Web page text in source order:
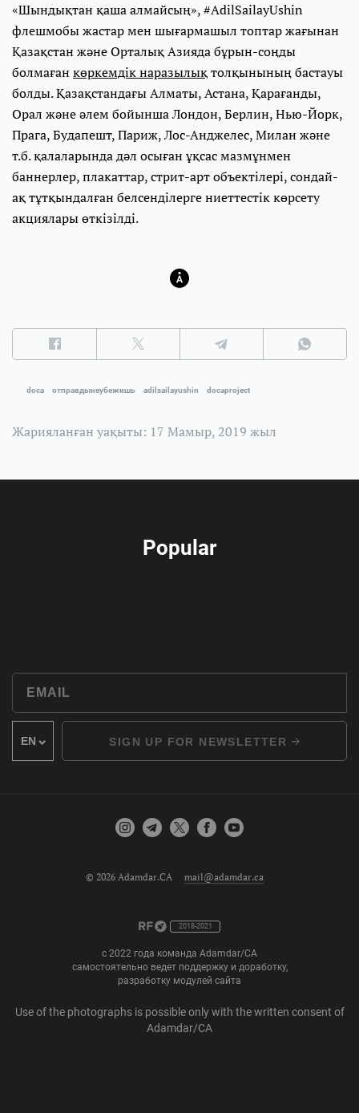
«Шындықтан қаша алмайсың», #AdilSailayUshin
флешмобы жастар мен шығармашыл топтар жағынан
Қазақстан және Орталық Азияда бұрын-соңды
болмаған көркемдік наразылықтолқынының бастауы
болды. Қазақстандағы Алматы, Астана, Қарағанды,
Орал және әлем бойынша Лондон, Берлин, Нью-Йорк,
Прага, Будапешт, Париж, Лос-Анджелес, Милан және
т.б. қалаларында дәл осыған ұқсас мазмұнмен
баннерлер, плакаттар, стрит-арт объектілері, сондай-
ақ тұтқындалған белсенділерге ниеттестік көрсету
акциялары өткізілді.
doca отправдынеубежишь adilsailayushin docaproject
Жарияланған уақыты: 17 Мамыр, 2019 жыл
Popular
SIGN UP FOR NEWSLETTER
© 2026 Adamdar.CA mail@adamdar.ca
2018-2021
с 2022 года команда Adamdar/CA
самостоятельно ведет поддержку и доработку,
разработку модулей сайта
Use of the photographs is possible only with the written consent of
Adamdar/CA